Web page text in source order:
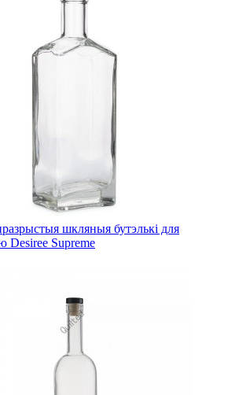
шкляныя бутэлькі для
Desiree Supreme